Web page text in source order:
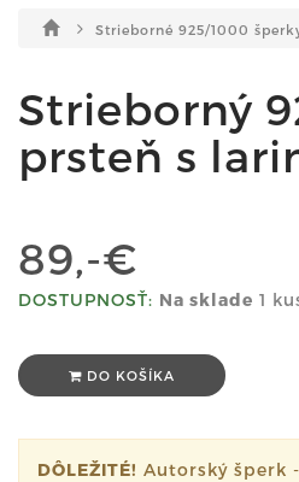
Strieborné 925/1000
Strieborný
prsteň s
89,-€
DOSTUPNOSŤ: Na sklade 1
DO KOŠÍKA
DÔLEŽITÉ! Autorský šperk